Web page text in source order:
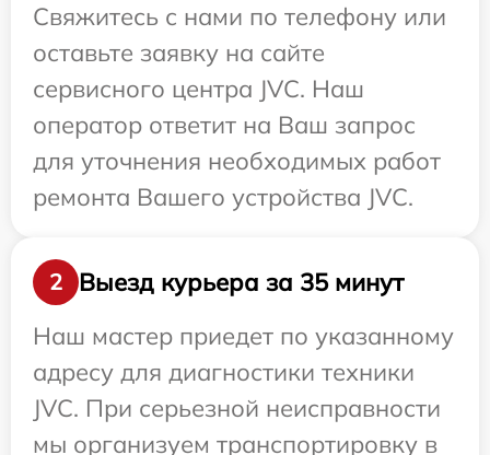
Свяжитесь с нами по телефону или
оставьте заявку на сайте
сервисного центра JVC. Наш
оператор ответит на Ваш запрос
для уточнения необходимых работ
ремонта Вашего устройства JVC.
2
Выезд курьера за 35 минут
Наш мастер приедет по указанному
адресу для диагностики техники
JVC. При серьезной неисправности
мы организуем транспортировку в